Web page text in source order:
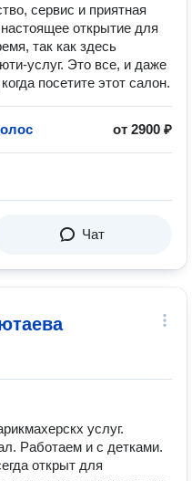
сервис и приятная
открытие для
так как здесь
услуг. Это все, и даже
посетите этот салон.
от 2900 ₽
Чат
услуг.
Работаем и с детками.
открыт для